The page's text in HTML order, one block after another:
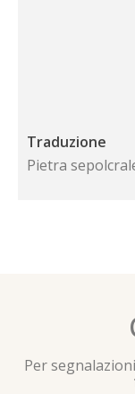
Traduzione
Pietra
Per